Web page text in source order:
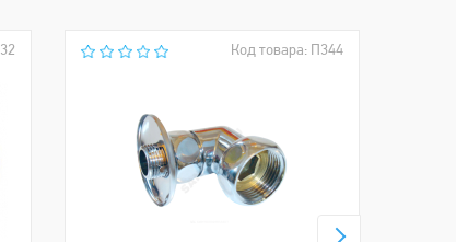
Код товара: П344